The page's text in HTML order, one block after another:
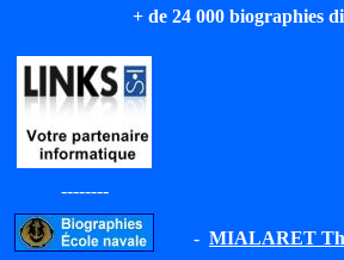
+ de 24 000 biographies
--------
- MIALARET